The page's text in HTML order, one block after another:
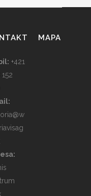
+421
MAPA